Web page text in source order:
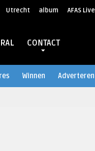
Utrecht album AFAS Live
CONTACT
Winnen Adverteren